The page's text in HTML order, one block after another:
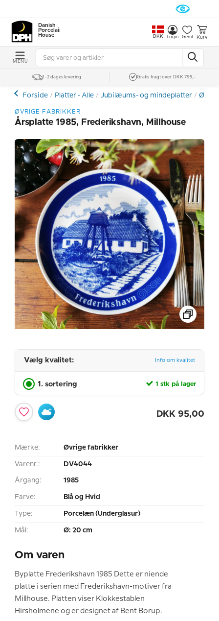
Danish
Porcelain
House
DKK Login Gemt Kurv
MENU
1-2 dages levering Gratis fragt over DKK 799,-
Forside Platter - Alle Jubilæums- og mindeplatter
ØVRIGE FABRIKKER
Årsplatte 1985, Frederikshavn, Millhouse
Vælg kvalitet: Info om kvalitet
1. sortering 1 stk på lager
DKK 95,00
Mærke: Øvrige fabrikker
Varenr.: DV4044
Årgang: 1985
Farve: Blå og Hvid
Type: Porcelæn (Underglasur)
Mål: Ø: 20 cm
Om varen
Byplatte Frederikshavn 1985 Dette er niende
platte i serien med Frederikshavn-motiver fra
Millhouse. Platten viser Klokkestablen
Hirsholmene og er designet af Bent Borup.